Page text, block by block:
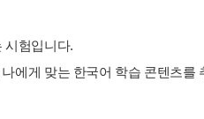
시험입니다.
에게 맞는 한국어 학습 콘텐츠를